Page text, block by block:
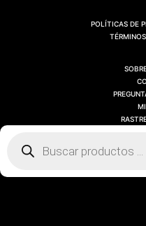
POLÍTICAS DE
Búsqueda